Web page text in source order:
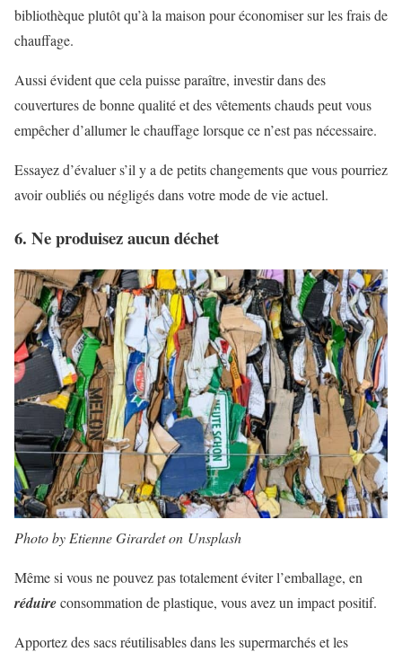
bibliothèque plutôt qu’à la maison pour économiser sur les frais de
chauffage.
Aussi évident que cela puisse paraître, investir dans des
couvertures de bonne qualité et des vêtements chauds peut vous
empêcher d’allumer le chauffage lorsque ce n’est pas nécessaire.
Essayez d’évaluer s’il y a de petits changements que vous pourriez
avoir oubliés ou négligés dans votre mode de vie actuel.
6. Ne produisez aucun déchet
Photo by Etienne Girardet on Unsplash
Même si vous ne pouvez pas totalement éviter l’emballage, en
réduireconsommation de plastique, vous avez un impact positif.
Apportez des sacs réutilisables dans les supermarchés et les